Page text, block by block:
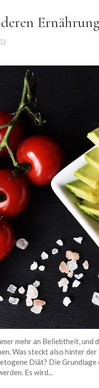
mehr an Beliebtheit, und
Was steckt also hinter
Diät? Die
Es wird...